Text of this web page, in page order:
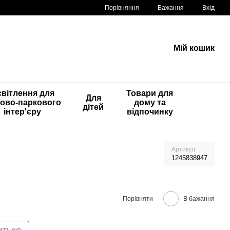
Порівняння Бажання Вхід
Мій кошик
для
паркового
інтер'єру
Для
дітей
Товари для
дому та
відпочинку
Артикул
1245838947
Порівняти В бажання